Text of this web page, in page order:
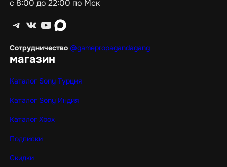
с 8:00 до 22:00 по Мск
Telegram ВКонтакте YouTube max
Сотрудничество @gamepropagandagang
магазин
Каталог Sony Турция
Каталог Sony Индия
Каталог Xbox
Подписки
Скидки